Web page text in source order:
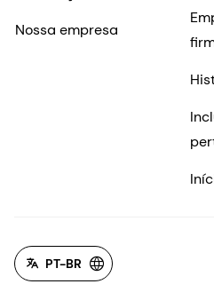
Nossa empresa
PT-BR